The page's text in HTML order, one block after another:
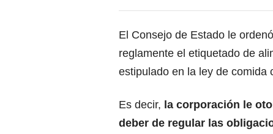
El Consejo de Estado le
reglamente el etiquetado de
estipulado en la ley de comida
Es decir, la corporación le
deber de regular las